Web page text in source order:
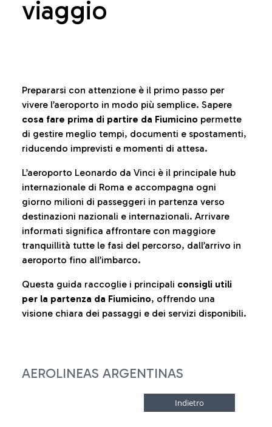
viaggio
Prepararsi con attenzione è il primo passo per
vivere l’aeroporto in modo più semplice. Sapere
cosa fare prima di partire da Fiumicino permette
di gestire meglio tempi, documenti e spostamenti,
riducendo imprevisti e momenti di attesa.
L’aeroporto Leonardo da Vinci è il principale hub
internazionale di Roma e accompagna ogni
giorno milioni di passeggeri in partenza verso
destinazioni nazionali e internazionali. Arrivare
informati significa affrontare con maggiore
tranquillità tutte le fasi del percorso, dall’arrivo in
aeroporto fino all’imbarco.
Questa guida raccoglie i principali consigli utili
per la partenza da Fiumicino, offrendo una
visione chiara dei passaggi e dei servizi disponibili.
AEROLINEAS ARGENTINAS